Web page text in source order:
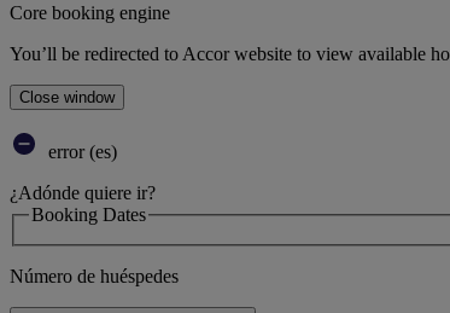
Core booking engine
You’ll be redirected to Accor website to view available
Close window
error (es)
¿Adónde quiere ir?
Booking Dates
Número de huéspedes